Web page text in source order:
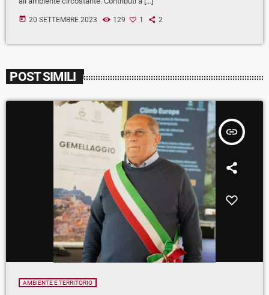
today 20 SETTEMBRE 2023 129 1 2
POST SIMILI
insert_link
AMBIENTE E TERRITORIO